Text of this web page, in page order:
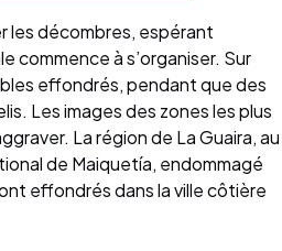
les décombres, espérant
commence à s’organiser. Sur
effondrés, pendant que des
Les images des zones les plus
La région de La Guaira, au
de Maiquetía, endommagé
effondrés dans la ville côtière